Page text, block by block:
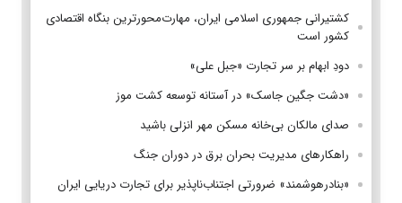
کشتیرانی جمهوری اسلامی ایران، مهارت‌محورترین بنگاه اقتصادی
کشور است
دودِ ابهام بر سر تجارت «جبل علی»
«دشت جگین جاسک» در آستانه توسعه کشت موز
صدای مالکان بی‌خانه مسکن مهر انزلی باشید
راهکارهای مدیریت بحران برق در دوران جنگ
«بنادرهوشمند» ضرورتی اجتناب‌ناپذیر برای تجارت دریایی ایران